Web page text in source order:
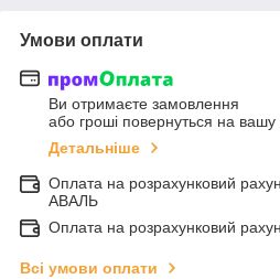
Умови оплати
Ви отримаєте замовлення
або гроші повернуться на вашу
Детальніше
Оплата на розрахунковий
АВАЛЬ
Оплата на розрахунковий
Всі умови оплати